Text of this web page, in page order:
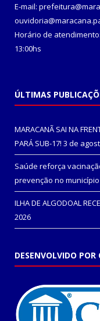
E-mail:
Horário de
13:00hs
ÚLTIMAS
MARACANÃ SAI NA
PARÁ SUB-17! 3 de
Saúde reforça
prevenção no município
ILHA DE ALGODOAL
2026
DESENVOLVIDO POR